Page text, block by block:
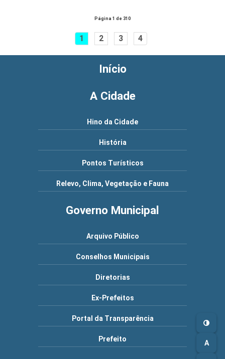
A
Página 1 de 310
1 2 3 4
Início
A Cidade
Hino da Cidade
História
Pontos Turísticos
Relevo, Clima, Vegetação e Fauna
Governo Municipal
Arquivo Público
Conselhos Municipais
Diretorias
Ex-Prefeitos
Portal da Transparência
Prefeito